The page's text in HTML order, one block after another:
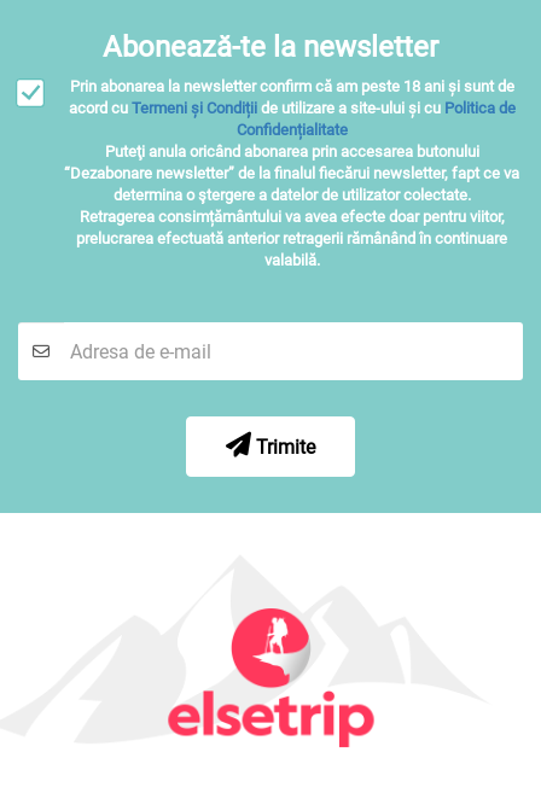
Abonează-te la newsletter
Prin abonarea la newsletter confirm că am peste 18 ani și sunt de
acord cu Termeni și Condițiide utilizare a site-ului și cu Politica de
Confidențialitate
Puteţi anula oricând abonarea prin accesarea butonului
“Dezabonare newsletter” de la finalul fiecărui newsletter, fapt ce va
determina o ştergere a datelor de utilizator colectate.
Retragerea consimțământului va avea efecte doar pentru viitor,
prelucrarea efectuată anterior retragerii rămânând în continuare
valabilă.
Trimite